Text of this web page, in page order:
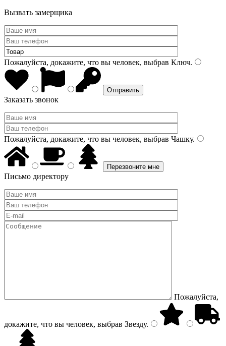
Вызвать замерщика
Пожалуйста, докажите, что вы человек, выбрав Ключ.
Заказать звонок
Пожалуйста, докажите, что вы человек, выбрав Чашку.
Письмо директору
Пожалуйста,
докажите, что вы человек, выбрав Звезду.